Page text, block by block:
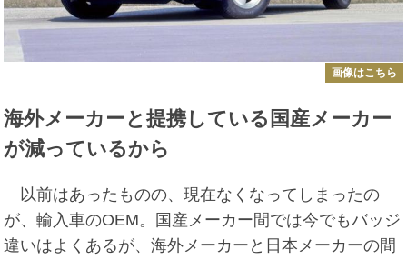
画像はこちら
海外メーカーと提携している国産メーカー
が減っているから
以前はあったものの、現在なくなってしまったの
が、輸入車のOEM。国産メーカー間では今でもバッジ
違いはよくあるが、海外メーカーと日本メーカーの間